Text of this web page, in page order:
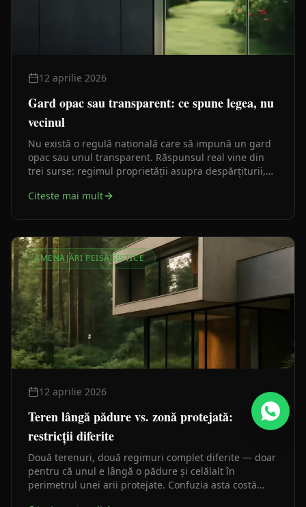
12 aprilie 2026
Gard opac sau transparent: ce spune legea, nu
vecinul
Nu există o regulă națională care să impună un gard
opac sau unul transparent. Răspunsul real vine din
trei surse: regimul proprietății asupra despărțiturii,
vecini.
Citeste mai mult
AMENAJĂRI PEISAGISTICE
12 aprilie 2026
Teren lângă pădure vs. zonă protejată:
restricții diferite
Două terenuri, două regimuri complet diferite — doar
pentru că unul e lângă o pădure și celălalt în
perimetrul unei arii protejate. Confuzia asta costă